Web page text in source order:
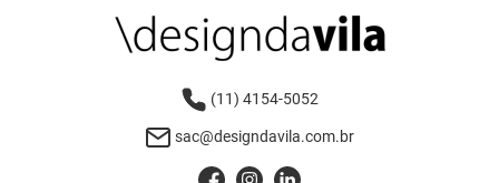
(11) 4154-5052
sac@designdavila.com.br